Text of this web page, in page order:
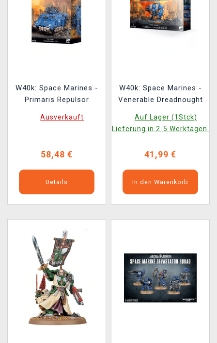
W40k: Space Marines -
Primaris Repulsor
Ausverkauft
58,48 €
Details
W40k: Space Marines -
Venerable Dreadnought
Auf Lager (1Stck)
Lieferung in 2-5 Werktagen.
41,99 €
In den Warenkorb